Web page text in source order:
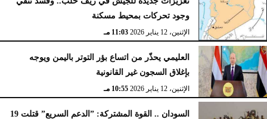
وجود تحركات بمحيط مسكنة
الإثنين، 12 يناير 2026 11:03 مـ
العليمي يحذّر من اتساع بؤر التوتر باليمن ويوجه
بإغلاق السجون غير القانونية
الإثنين، 12 يناير 2026 10:55 مـ
السودان .. القوة المشتركة: ”الدعم السريع” قتلت 19